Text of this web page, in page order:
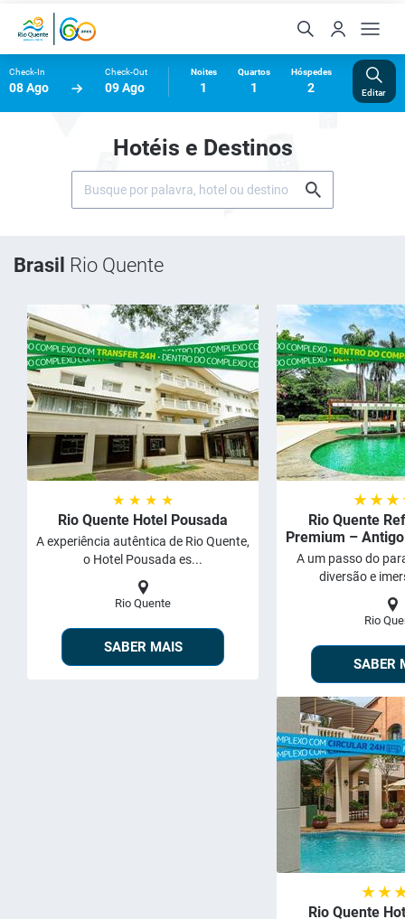
Check-In
08 Ago
Check-Out
09 Ago
Noites
1
Quartos
1
Hóspedes
2 Editar
Hotéis e Destinos
Brasil Rio Quente
★ ★ ★ ★
Rio Quente Hotel Pousada
A experiência autêntica de Rio Quente,
o Hotel Pousada es...
Rio Quente
SABER MAIS
★ ★ ★
Rio Quente
Premium –
A um passo do
diversão e
Rio
SABER
★ ★
Rio Quente